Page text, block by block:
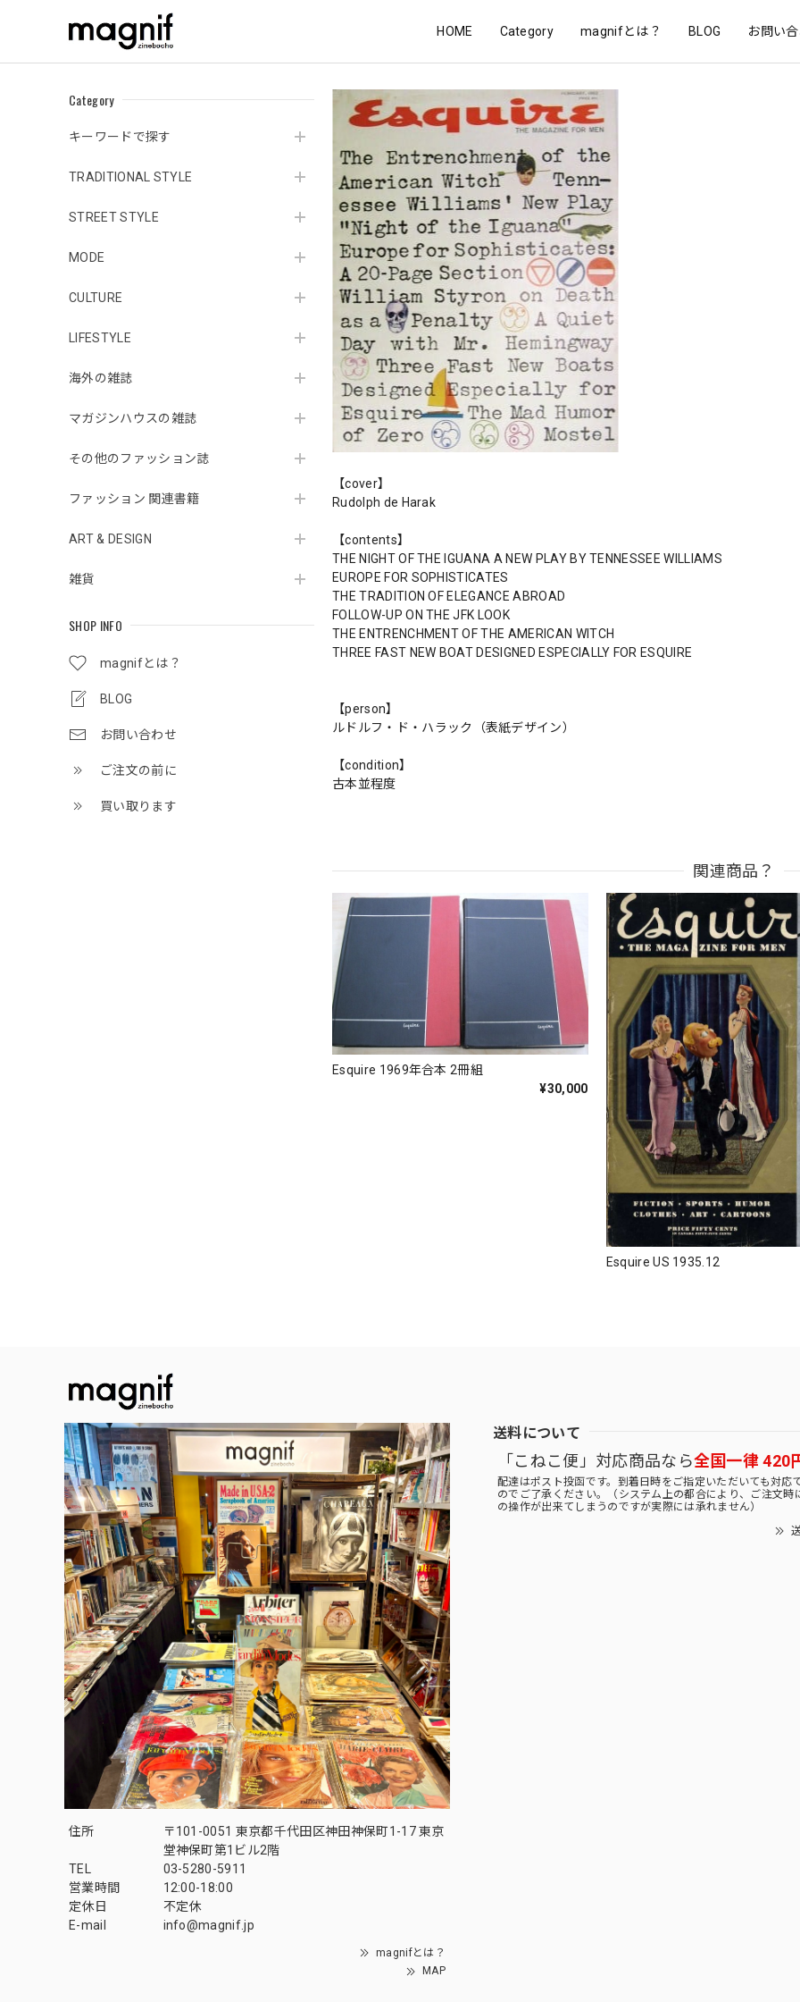
HOME Category magnifとは？ BLOG お問い
Category
キーワードで探す
TRADITIONAL STYLE
STREET STYLE
MODE
CULTURE
LIFESTYLE
海外の雑誌
マガジンハウスの雑誌
その他のファッション誌
ファッション 関連書籍
ART & DESIGN
雑貨
SHOP INFO
magnifとは？
BLOG
お問い合わせ
ご注文の前に
買い取ります
【cover】
Rudolph de Harak
【contents】
THE NIGHT OF THE IGUANA A NEW PLAY BY TENNESSEE WILLIAMS
EUROPE FOR SOPHISTICATES
THE TRADITION OF ELEGANCE ABROAD
FOLLOW-UP ON THE JFK LOOK
THE ENTRENCHMENT OF THE AMERICAN WITCH
THREE FAST NEW BOAT DESIGNED ESPECIALLY FOR ESQUIRE
【person】
ルドルフ・ド・ハラック（表紙デザイン）
【condition】
古本並程度
関連商品？
Esquire 1969年合本 2冊組
¥30,000
Esquire US 1935.12
住所
〒101-0051 東京都千代田区神田神保町1-17 東京
堂神保町第1ビル2階
TEL
03-5280-5911
営業時間
12:00-18:00
定休日
不定休
E-mail
info@magnif.jp
magnifとは？
MAP
送料について
「こねこ便」対応商品なら全国一律 420
配達はポスト投函です。到着日時をご指定いただいても対応
のでご了承ください。（システム上の都合により、ご注文時
の操作が出来てしまうのですが実際には承れません）